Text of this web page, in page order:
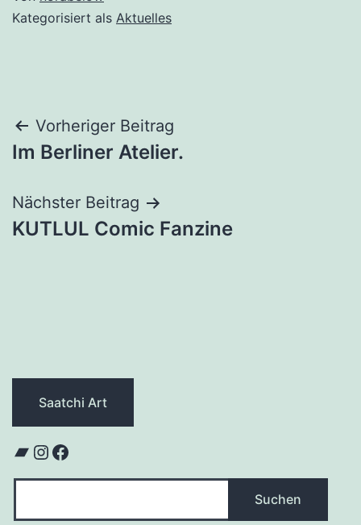
Kategorisiert als Aktuelles
Beitragsnavigation
Vorheriger Beitrag
Im Berliner Atelier.
Nächster Beitrag
KUTLUL Comic Fanzine
Saatchi Art
Bandcamp
Instagram
Facebook
Suchen